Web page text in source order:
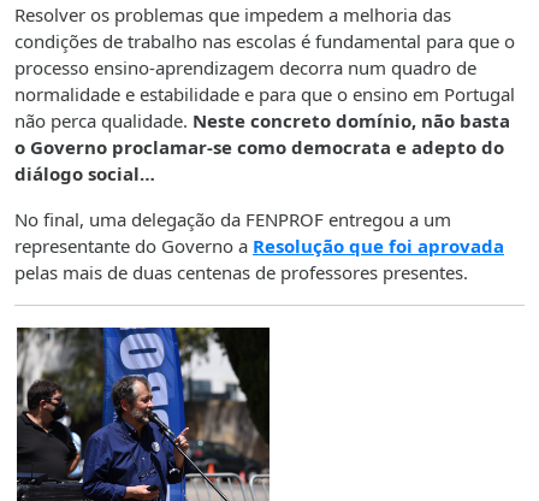
Resolver os problemas que impedem a melhoria das
condições de trabalho nas escolas é fundamental para que o
processo ensino-aprendizagem decorra num quadro de
normalidade e estabilidade e para que o ensino em Portugal
não perca qualidade. Neste concreto domínio, não basta
o Governo proclamar-se como democrata e adepto do
diálogo social…
No final, uma delegação da FENPROF entregou a um
representante do Governo a Resolução que foi aprovada
pelas mais de duas centenas de professores presentes.